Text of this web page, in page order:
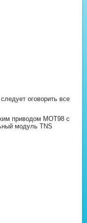
оговорить все
приводом MOT98 с
модуль TNS